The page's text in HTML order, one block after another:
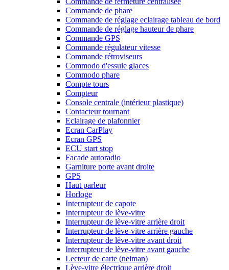
Commande de phare
Commande de réglage eclairage tableau de bord
Commande de réglage hauteur de phare
Commande GPS
Commande régulateur vitesse
Commande rétroviseurs
Commodo d'essuie glaces
Commodo phare
Compte tours
Compteur
Console centrale (intérieur plastique)
Contacteur tournant
Eclairage de plafonnier
Ecran CarPlay
Ecran GPS
ECU start stop
Facade autoradio
Garniture porte avant droite
GPS
Haut parleur
Horloge
Interrupteur de capote
Interrupteur de lève-vitre
Interrupteur de lève-vitre arrière droit
Interrupteur de lève-vitre arrière gauche
Interrupteur de lève-vitre avant droit
Interrupteur de lève-vitre avant gauche
Lecteur de carte (neiman)
Lève-vitre électrique arrière droit